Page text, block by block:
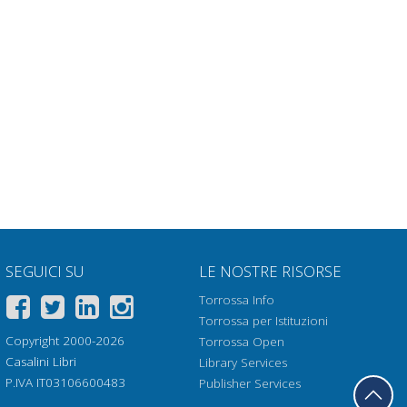
SEGUICI SU
Copyright 2000-2026
Casalini Libri
P.IVA IT03106600483
LE NOSTRE RISORSE
Torrossa Info
Torrossa per Istituzioni
Torrossa Open
Library Services
Publisher Services